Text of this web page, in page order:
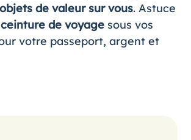
de valeur sur vous. Astuce
ceinture de voyagesous vos
votre passeport, argent et